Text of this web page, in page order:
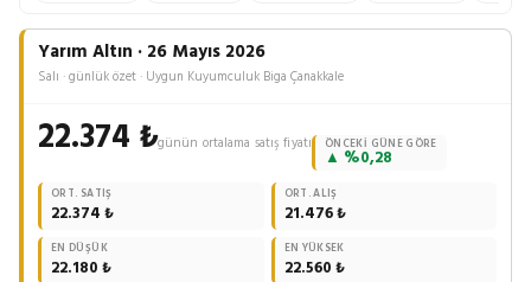
Yarım Altın · 26 Mayıs 2026
Salı · günlük özet · Uygun Kuyumculuk Biga Çanakkale
22.374 ₺günün ortalama satış fiyatı ÖNCEKI GÜNE GÖRE
▲ %0,28
ORT. SATIŞ
22.374 ₺
ORT. ALIŞ
21.476 ₺
EN DÜŞÜK
22.180 ₺
EN YÜKSEK
22.560 ₺